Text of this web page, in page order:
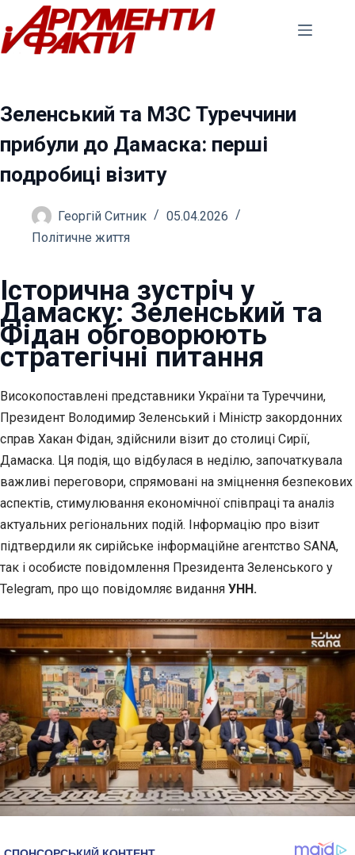
Перейти
до
вмісту
Зеленський та МЗС Туреччини
прибули до Дамаска: перші
подробиці візиту
Георгій Ситник
05.04.2026
Політичне життя
Історична зустріч у
Дамаску: Зеленський та
Фідан обговорюють
стратегічні питання
Високопоставлені представники України та Туреччини,
Президент Володимир Зеленський і Міністр закордонних
справ Хакан Фідан, здійснили візит до столиці Сирії,
Дамаска. Ця подія, що відбулася в неділю, започаткувала
важливі переговори, спрямовані на зміцнення безпекових
аспектів, стимулювання економічної співпраці та аналіз
актуальних регіональних подій. Інформацію про візит
підтвердили як сирійське інформаційне агентство SANA,
так і особисте повідомлення Президента Зеленського у
Telegram, про що повідомляє видання УНН.